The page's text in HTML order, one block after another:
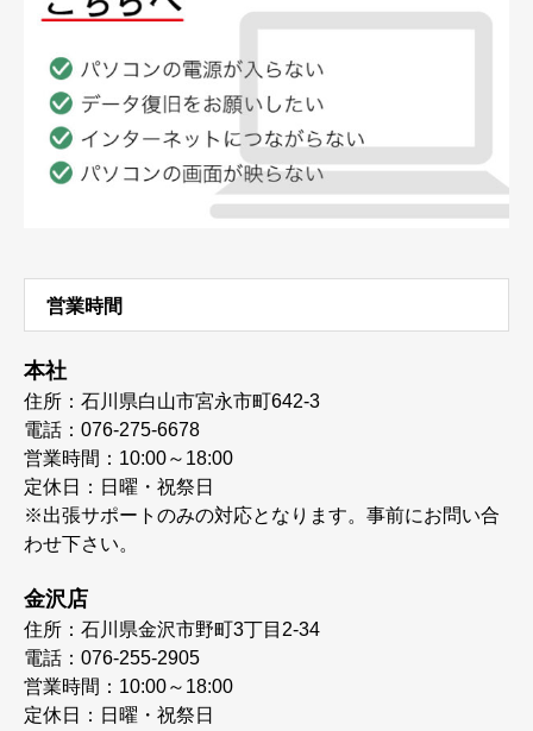
営業時間
本社
住所：石川県白山市宮永市町642-3
電話：076-275-6678
営業時間：10:00～18:00
定休日：日曜・祝祭日
※出張サポートのみの対応となります。事前にお問い合
わせ下さい。
金沢店
住所：石川県金沢市野町3丁目2-34
電話：076-255-2905
営業時間：10:00～18:00
定休日：日曜・祝祭日